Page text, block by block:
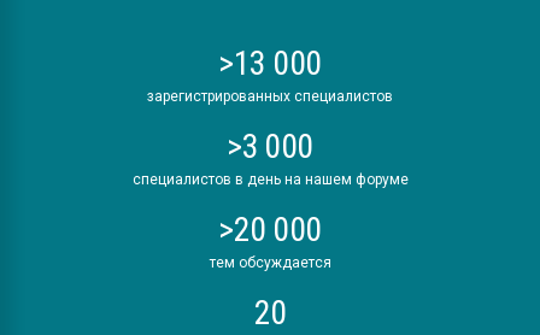
>13 000
зарегистрированных специалистов
>3 000
специалистов в день на нашем форуме
>20 000
тем обсуждается
20